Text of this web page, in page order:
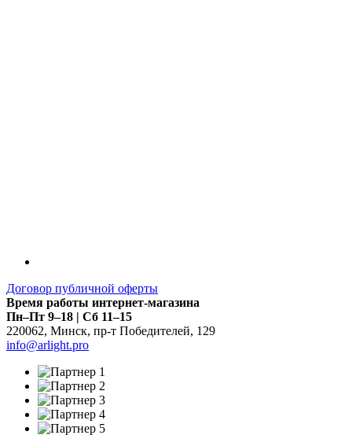
Договор публичной оферты
Время работы интернет-магазина
Пн–Пт 9–18 | Сб 11–15
220062, Минск, пр-т Победителей, 129
info@arlight.pro